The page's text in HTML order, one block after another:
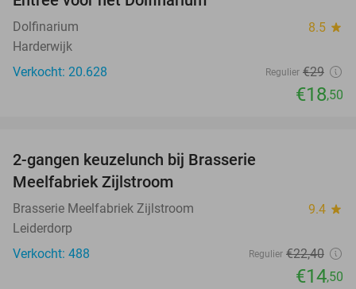
Dolfinarium 8.5 star
Harderwijk
Verkocht: 20.628
Regulier €29
€18,50
2-gangen keuzelunch bij Brasserie
Meelfabriek Zijlstroom
Brasserie Meelfabriek Zijlstroom 9.4 star
Leiderdorp
Verkocht: 488
Regulier €22,40
€14,50